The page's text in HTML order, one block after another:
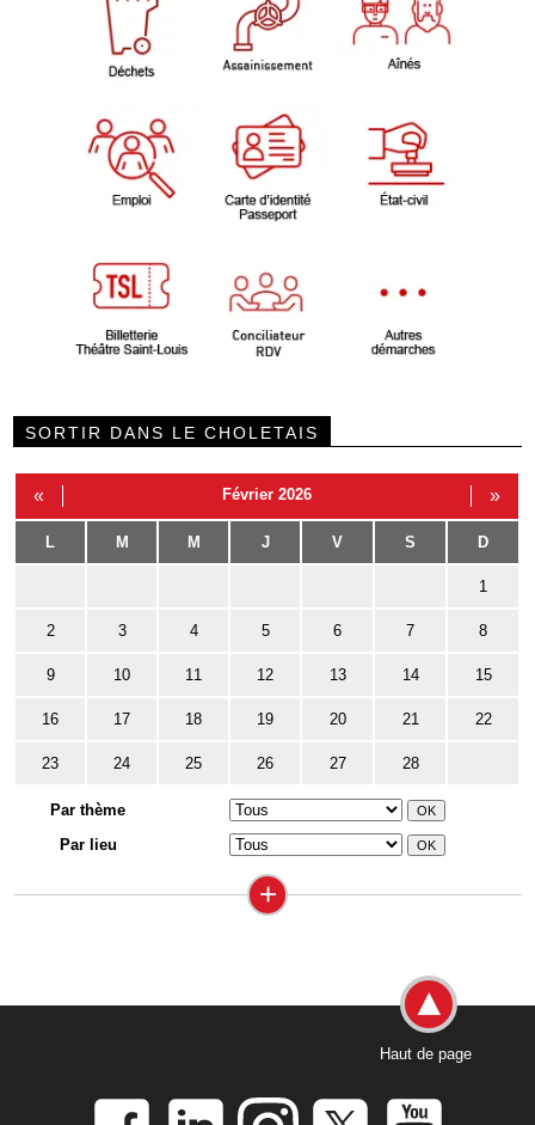
SORTIR DANS LE CHOLETAIS
« Février 2026 »
L M M J V S D
1
2 3 4 5 6 7 8
9 10 11 12 13 14 15
16 17 18 19 20 21 22
23 24 25 26 27 28
Par thème
Par lieu
+
Haut de page